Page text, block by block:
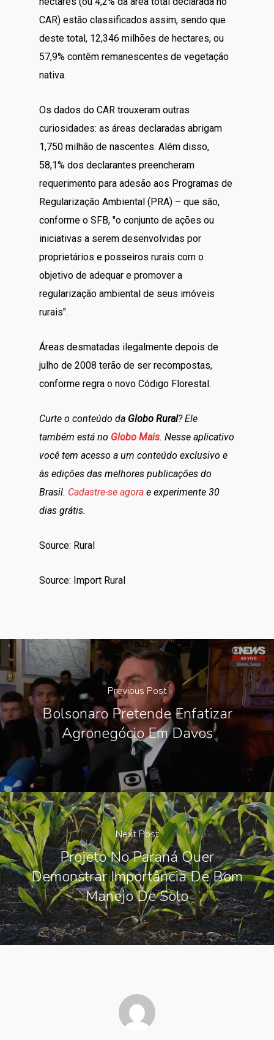
CAR) estão classificados assim, sendo que
deste total, 12,346 milhões de hectares, ou
57,9% contêm remanescentes de vegetação
nativa.
Os dados do CAR trouxeram outras
curiosidades: as áreas declaradas abrigam
1,750 milhão de nascentes. Além disso,
58,1% dos declarantes preencheram
requerimento para adesão aos Programas de
Regularização Ambiental (PRA) – que são,
conforme o SFB, "o conjunto de ações ou
iniciativas a serem desenvolvidas por
proprietários e posseiros rurais com o
objetivo de adequar e promover a
regularização ambiental de seus imóveis
rurais".
Áreas desmatadas ilegalmente depois de
julho de 2008 terão de ser recompostas,
conforme regra o novo Código Florestal.
Curte o conteúdo da Globo Rural? Ele
também está no Globo Mais. Nesse aplicativo
você tem acesso a um conteúdo exclusivo e
às edições das melhores publicações do
Brasil. Cadastre-se agora e experimente 30
dias grátis.
Source: Rural
Source: Import Rural
Previous Post
Bolsonaro Pretende Enfatizar
Agronegócio Em Davos
Next Post
Projeto No Paraná Quer
Demonstrar Importância De Bom
Manejo De Solo